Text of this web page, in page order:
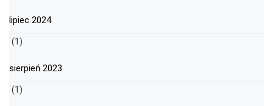
lipiec 2024
(1)
sierpień 2023
(1)